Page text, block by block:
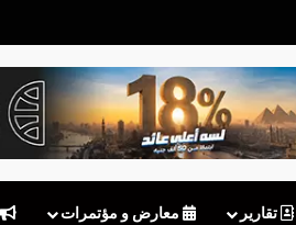
تقارير معارض و مؤتمرات